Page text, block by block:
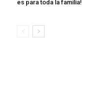
es para toda la familia!